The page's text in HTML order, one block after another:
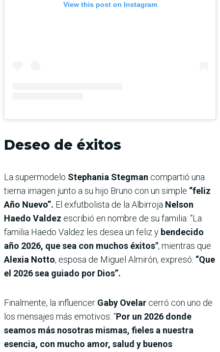
View this post on Instagram
Deseo de éxitos
La supermodelo Stephania Stegman compartió una
tierna imagen junto a su hijo Bruno con un simple “feliz
Año Nuevo”. El exfutbolista de la Albirroja Nelson
Haedo Valdez escribió en nombre de su familia: “La
familia Haedo Valdez les desea un feliz y bendecido
año 2026, que sea con muchos éxitos", mientras que
Alexia Notto, esposa de Miguel Almirón, expresó: “Que
el 2026 sea guiado por Dios”.
Finalmente, la influencer Gaby Ovelar cerró con uno de
los mensajes más emotivos: “Por un 2026 donde
seamos más nosotras mismas, fieles a nuestra
esencia, con mucho amor, salud y buenos